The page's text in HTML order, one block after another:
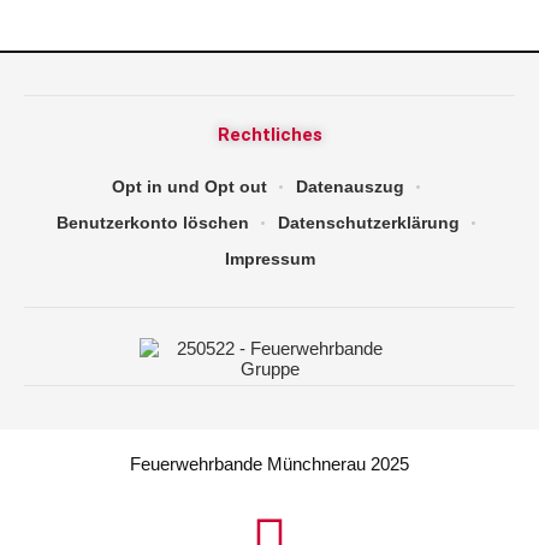
Rechtliches
Opt in und Opt out
Datenauszug
Benutzerkonto löschen
Datenschutzerklärung
Impressum
Feuerwehrbande Münchnerau 2025